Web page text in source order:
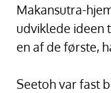
Makansutra-
udviklede ideen
en af de første,
Seetoh var fast